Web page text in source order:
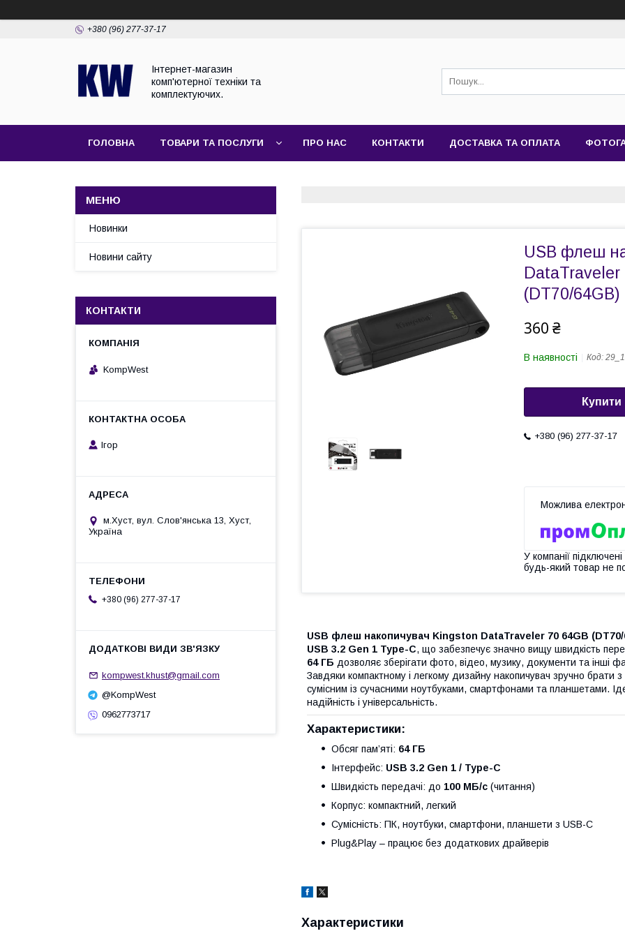
+380 (96) 277-37-17
Інтернет-магазин
комп'ютерної техніки та
комплектуючих.
ГОЛОВНА ТОВАРИ ТА ПОСЛУГИ ПРО НАС КОНТАКТИ ДОСТАВКА ТА ОПЛАТА
USB флеш
DataTraveler
(DT70/64GB)
360 ₴
В наявності Код:
Купити
+380 (96) 277-37-17
У компанії
будь-який товар не
USB флеш накопичувач Kingston DataTraveler 70 64GB (DT70/
USB 3.2 Gen 1 Type-C, що забезпечує значно вищу швидкість
64 ГБ дозволяє зберігати фото, відео, музику, документи та інші
Завдяки компактному і легкому дизайну накопичувач зручно брати
сумісним із сучасними ноутбуками, смартфонами та планшетами.
надійність і універсальність.
Характеристики:
Обсяг пам’яті: 64 ГБ
Інтерфейс: USB 3.2 Gen 1 / Type-C
Швидкість передачі: до 100 МБ/с (читання)
Корпус: компактний, легкий
Сумісність: ПК, ноутбуки, смартфони, планшети з USB-C
Plug&Play – працює без додаткових драйверів
Характеристики
Новинки
Новини сайту
КОНТАКТИ
KompWest
Ігор
м.Хуст, вул. Слов'янська 13, Хуст,
Україна
+380 (96) 277-37-17
kompwest.khust@gmail.com
@KompWest
0962773717